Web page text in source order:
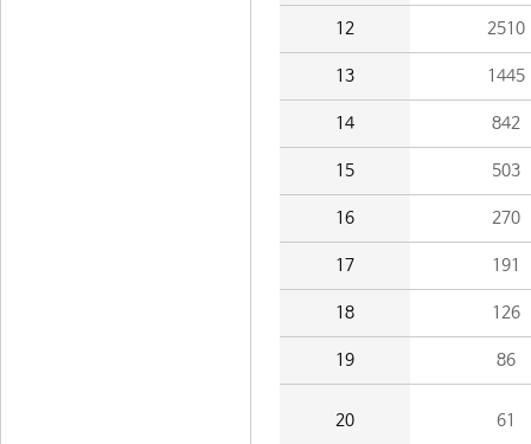
12 2510
13 1445
14 842
15 503
16 270
17 191
18 126
19 86
20 61